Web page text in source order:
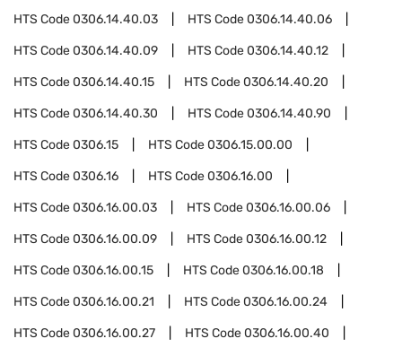
HTS Code0306.14.40.03 HTS Code0306.14.40.06
HTS Code0306.14.40.09 HTS Code0306.14.40.12
HTS Code0306.14.40.15 HTS Code0306.14.40.20
HTS Code0306.14.40.30 HTS Code0306.14.40.90
HTS Code0306.15 HTS Code0306.15.00.00
HTS Code0306.16 HTS Code0306.16.00
HTS Code0306.16.00.03 HTS Code0306.16.00.06
HTS Code0306.16.00.09 HTS Code0306.16.00.12
HTS Code0306.16.00.15 HTS Code0306.16.00.18
HTS Code0306.16.00.21 HTS Code0306.16.00.24
HTS Code0306.16.00.27 HTS Code0306.16.00.40